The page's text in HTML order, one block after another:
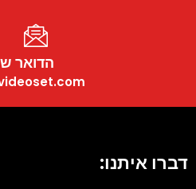
הדואר
דברו איתנו: